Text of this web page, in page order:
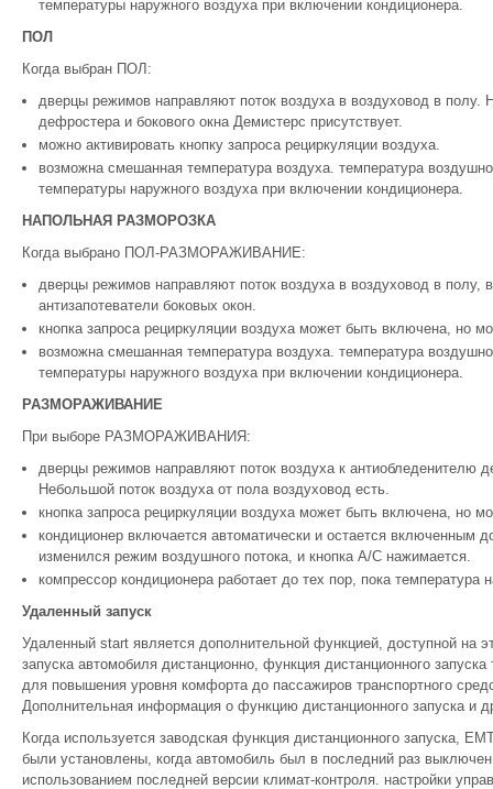
температуры наружного воздуха при включении кондиционера.
ПОЛ
Когда выбран ПОЛ:
дверцы режимов направляют поток воздуха в воздуховод в полу.
дефростера и бокового окна Демистерс присутствует.
можно активировать кнопку запроса рециркуляции воздуха.
возможна смешанная температура воздуха. температура
температуры наружного воздуха при включении кондиционера.
НАПОЛЬНАЯ РАЗМОРОЗКА
Когда выбрано ПОЛ-РАЗМОРАЖИВАНИЕ:
дверцы режимов направляют поток воздуха в воздуховод в полу,
антизапотеватели боковых окон.
кнопка запроса рециркуляции воздуха может быть включена, но
возможна смешанная температура воздуха. температура
температуры наружного воздуха при включении кондиционера.
РАЗМОРАЖИВАНИЕ
При выборе РАЗМОРАЖИВАНИЯ:
дверцы режимов направляют поток воздуха к антиобледенителю
Небольшой поток воздуха от пола воздуховод есть.
кнопка запроса рециркуляции воздуха может быть включена, но
кондиционер включается автоматически и остается включенным
изменился режим воздушного потока, и кнопка A/C нажимается.
компрессор кондиционера работает до тех пор, пока
Удаленный запуск
Удаленный start является дополнительной функцией, доступной на
запуска автомобиля дистанционно, функция дистанционного
для повышения уровня комфорта до пассажиров транспортного
Дополнительная информация о функцию дистанционного запуска и
Когда используется заводская функция дистанционного запуска,
были установлены, когда автомобиль был в последний раз
использованием последней версии климат-контроля. настройки